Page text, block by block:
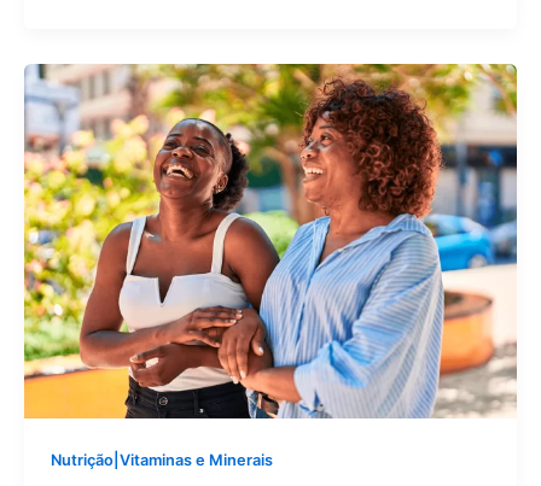
Nutrição|Vitaminas e Minerais